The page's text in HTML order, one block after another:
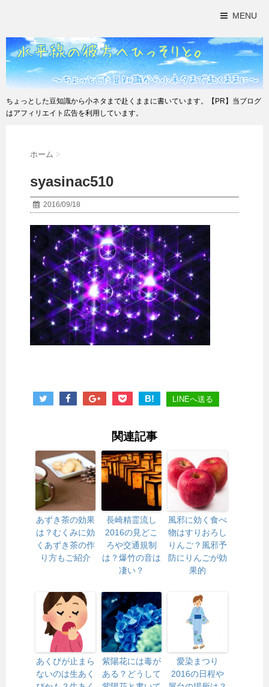
MENU
ちょっとした豆知識から小ネタまで赴くままに書いています。【PR】当ブログ
はアフィリエイト広告を利用しています。
ホーム >
syasinac510
2016/09/18
B! LINEへ送る
関連記事
あずき茶の効果
は？むくみに効
くあずき茶の作
り方もご紹介
長崎精霊流し
2016の見どこ
ろや交通規制
は？爆竹の音は
凄い？
風邪に効く食べ
物はすりおろし
りんご？風邪予
防にりんごが効
果的
あくびが止まら
ないのは生あく
紫陽花には毒が
ある？どうして
愛染まつり
2016の日程や